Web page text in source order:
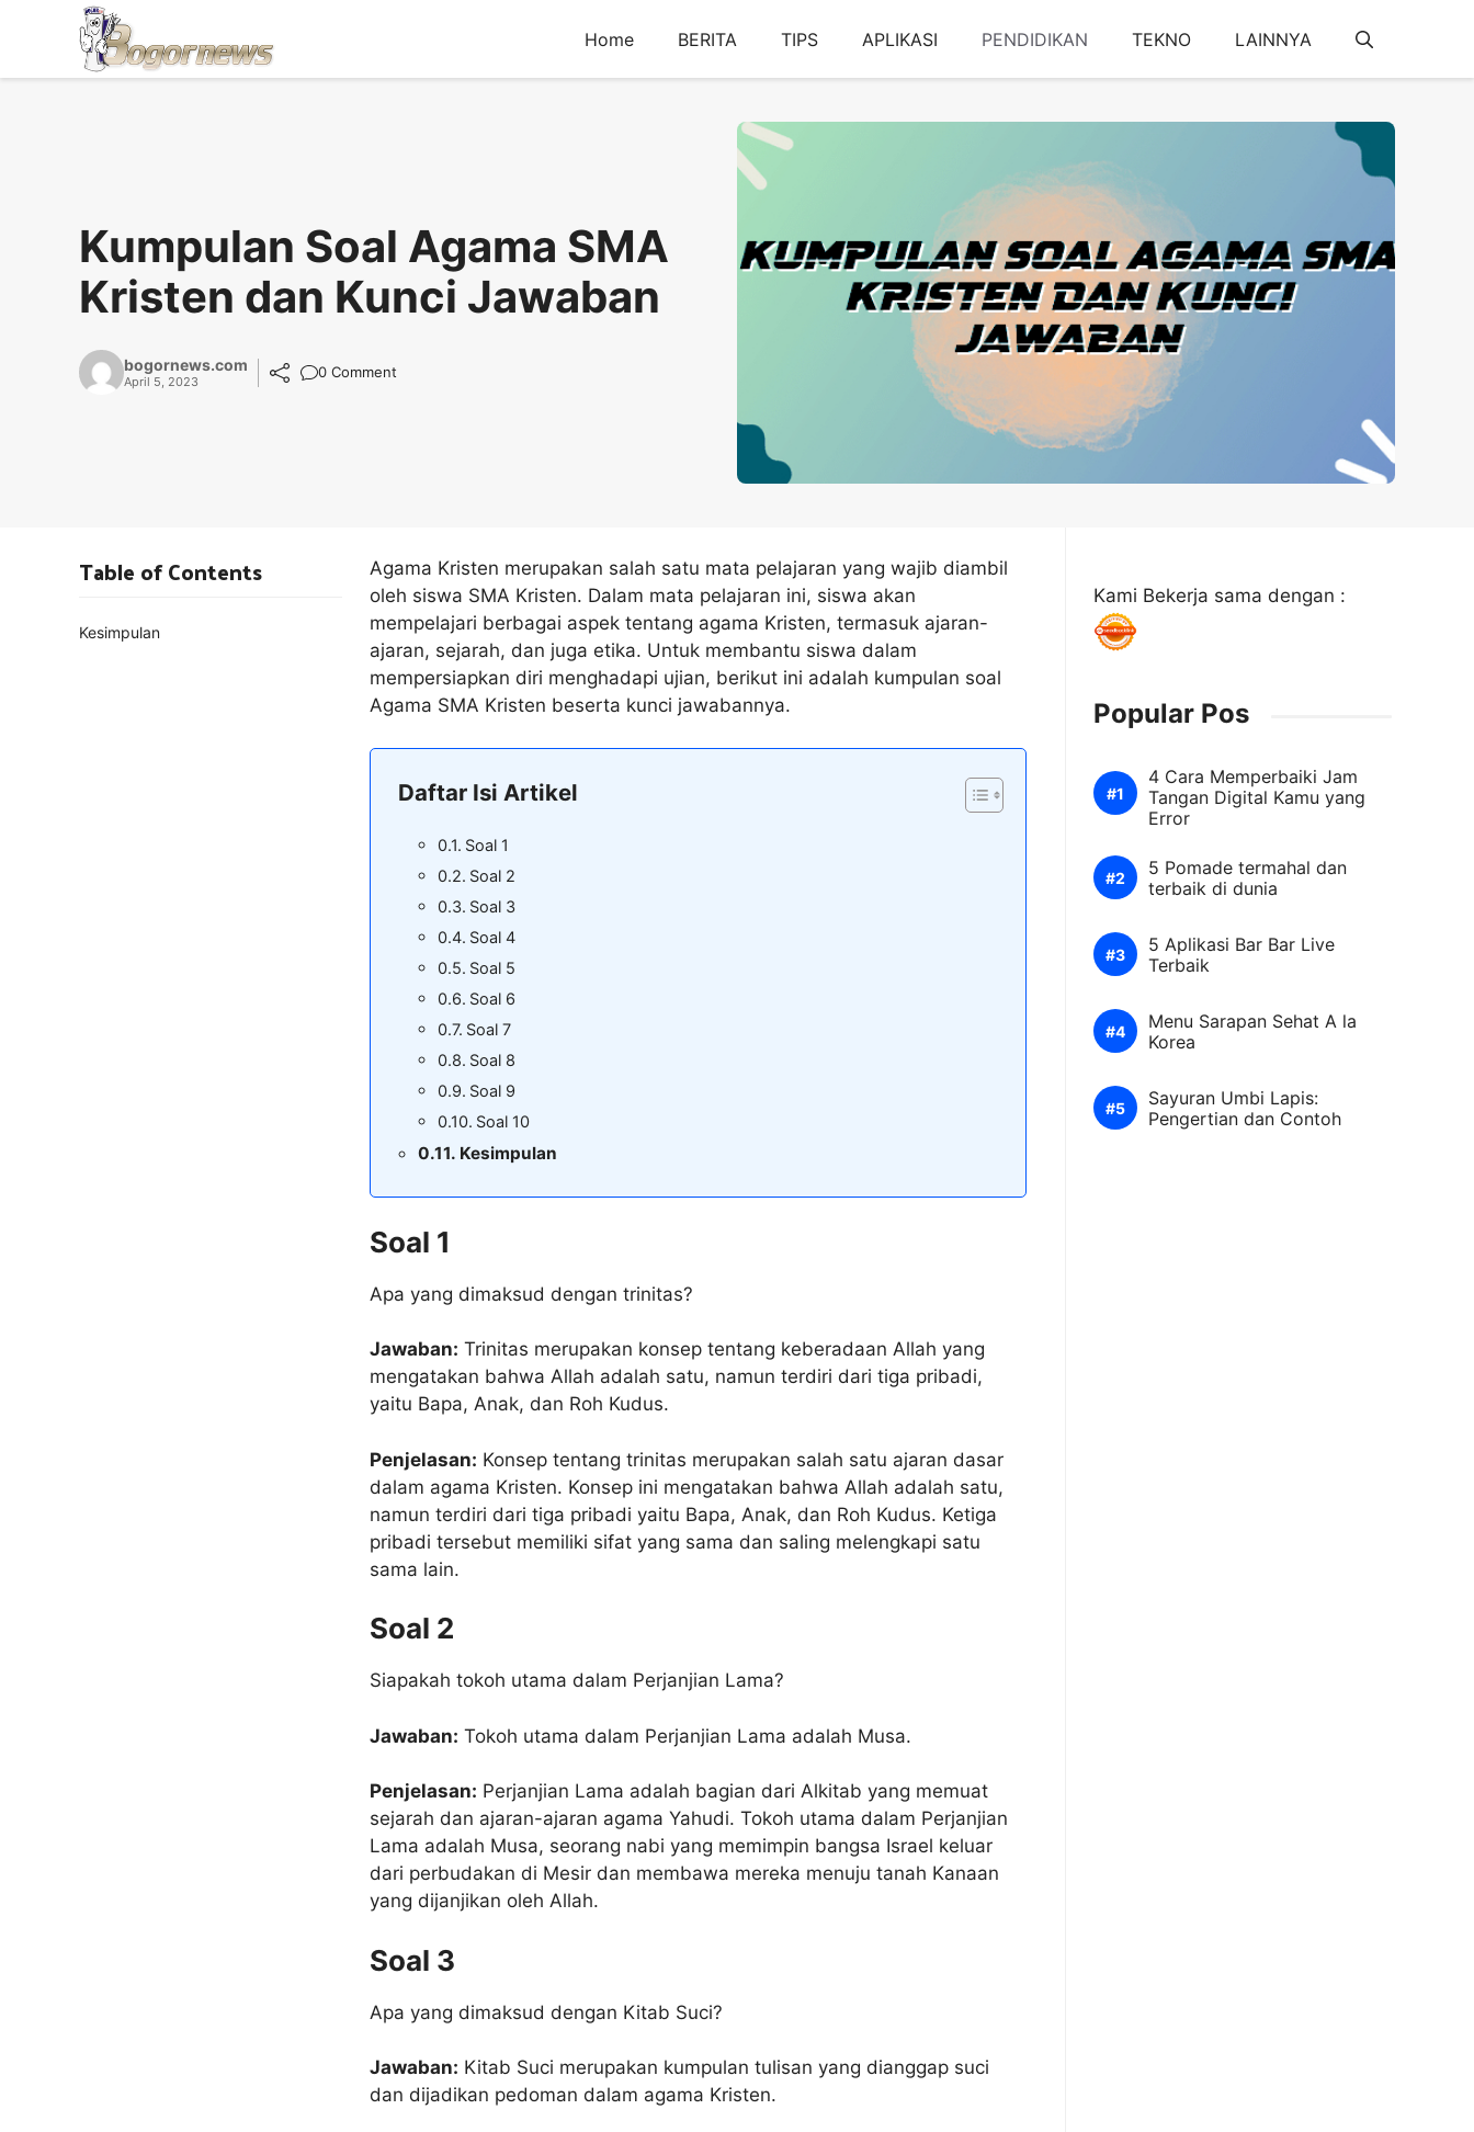
Home BERITA TIPS APLIKASI PENDIDIKAN TEKNO LAINNYA
Kumpulan Soal Agama SMA
Kristen dan Kunci Jawaban
bogornews.com
April 5, 2023
0 Comment
Agama Kristen merupakan salah satu mata pelajaran yang wajib diambil
oleh siswa SMA Kristen. Dalam mata pelajaran ini, siswa akan
mempelajari berbagai aspek tentang agama Kristen, termasuk ajaran-
ajaran, sejarah, dan juga etika. Untuk membantu siswa dalam
mempersiapkan diri menghadapi ujian, berikut ini adalah kumpulan soal
Agama SMA Kristen beserta kunci jawabannya.
Daftar Isi Artikel
Soal 1
Soal 2
Soal 3
Soal 4
Soal 5
Soal 6
Soal 7
Soal 8
Soal 9
Soal 10
Kesimpulan
Soal 1
Apa yang dimaksud dengan trinitas?
Jawaban: Trinitas merupakan konsep tentang keberadaan Allah yang
mengatakan bahwa Allah adalah satu, namun terdiri dari tiga pribadi,
yaitu Bapa, Anak, dan Roh Kudus.
Penjelasan: Konsep tentang trinitas merupakan salah satu ajaran dasar
dalam agama Kristen. Konsep ini mengatakan bahwa Allah adalah satu,
namun terdiri dari tiga pribadi yaitu Bapa, Anak, dan Roh Kudus. Ketiga
pribadi tersebut memiliki sifat yang sama dan saling melengkapi satu
sama lain.
Soal 2
Siapakah tokoh utama dalam Perjanjian Lama?
Jawaban: Tokoh utama dalam Perjanjian Lama adalah Musa.
Penjelasan: Perjanjian Lama adalah bagian dari Alkitab yang memuat
sejarah dan ajaran-ajaran agama Yahudi. Tokoh utama dalam Perjanjian
Lama adalah Musa, seorang nabi yang memimpin bangsa Israel keluar
dari perbudakan di Mesir dan membawa mereka menuju tanah Kanaan
yang dijanjikan oleh Allah.
Soal 3
Apa yang dimaksud dengan Kitab Suci?
Jawaban: Kitab Suci merupakan kumpulan tulisan yang dianggap suci
dan dijadikan pedoman dalam agama Kristen.
Table of Contents
Kesimpulan
Kami Bekerja sama dengan :
Popular Pos
4 Cara Memperbaiki Jam
Tangan Digital Kamu yang
Error
5 Pomade termahal dan
terbaik di dunia
5 Aplikasi Bar Bar Live
Terbaik
Menu Sarapan Sehat A la
Korea
Sayuran Umbi Lapis:
Pengertian dan Contoh